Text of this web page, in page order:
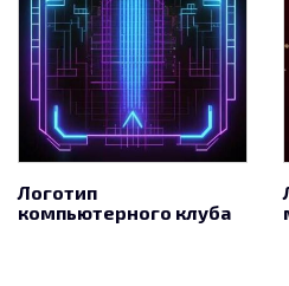
Логотип
компьютерного клуба